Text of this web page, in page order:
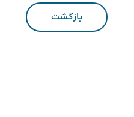
بازگشت